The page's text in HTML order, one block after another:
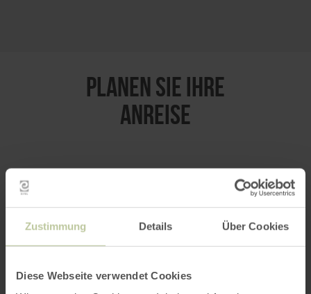
Zustimmung Details Über Cookies
Diese Webseite verwendet Cookies
PLANEN SIE IHRE
ANREISE
Anfahrt von: